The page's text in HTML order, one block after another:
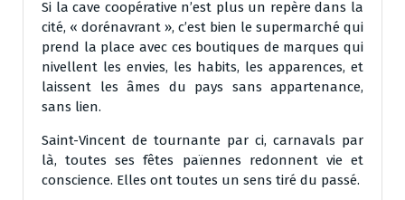
Si la cave coopérative n’est plus un repère dans la
cité, « dorénavrant », c’est bien le supermarché qui
prend la place avec ces boutiques de marques qui
nivellent les envies, les habits, les apparences, et
laissent les âmes du pays sans appartenance,
sans lien.
Saint-Vincent de tournante par ci, carnavals par
là, toutes ses fêtes païennes redonnent vie et
conscience. Elles ont toutes un sens tiré du passé.